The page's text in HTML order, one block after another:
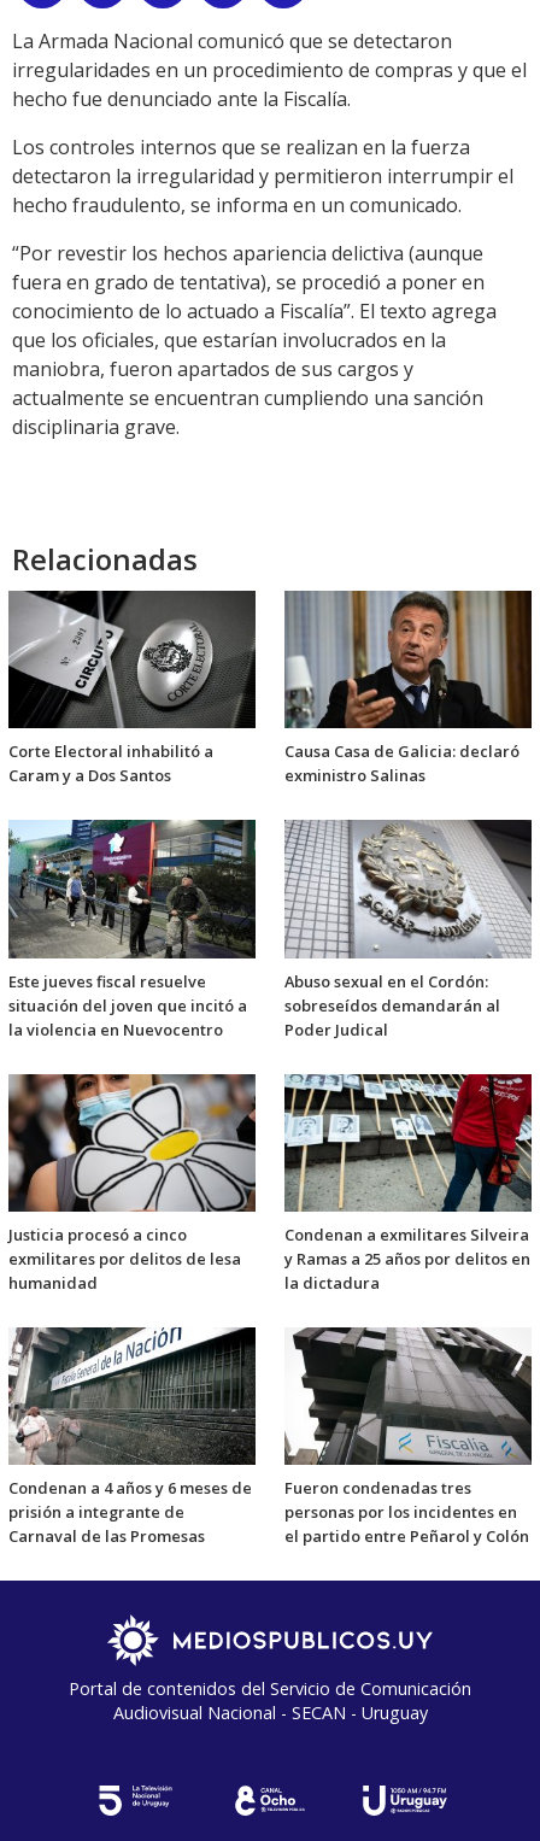
Link
La Armada Nacional comunicó que se detectaron
irregularidades en un procedimiento de compras y que el
hecho fue denunciado ante la Fiscalía.
Los controles internos que se realizan en la fuerza
detectaron la irregularidad y permitieron interrumpir el
hecho fraudulento, se informa en un comunicado.
“Por revestir los hechos apariencia delictiva (aunque
fuera en grado de tentativa), se procedió a poner en
conocimiento de lo actuado a Fiscalía”. El texto agrega
que los oficiales, que estarían involucrados en la
maniobra, fueron apartados de sus cargos y
actualmente se encuentran cumpliendo una sanción
disciplinaria grave.
Relacionadas
Corte Electoral inhabilitó a
Caram y a Dos Santos
Causa Casa de Galicia: declaró
exministro Salinas
Este jueves fiscal resuelve
situación del joven que incitó a
la violencia en Nuevocentro
Abuso sexual en el Cordón:
sobreseídos demandarán al
Poder Judical
Justicia procesó a cinco
exmilitares por delitos de lesa
humanidad
Condenan a exmilitares Silveira
y Ramas a 25 años por delitos en
la dictadura
Condenan a 4 años y 6 meses de
prisión a integrante de
Carnaval de las Promesas
Fueron condenadas tres
personas por los incidentes en
el partido entre Peñarol y Colón
Portal de contenidos del Servicio de Comunicación
Audiovisual Nacional - SECAN - Uruguay